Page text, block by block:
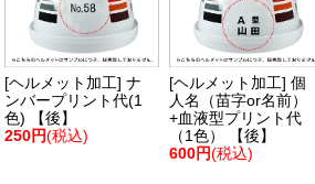
[ヘルメット加工] ナ
ンバープリント代(1
色) 【後】
250円(税込)
[ヘルメット加工] 個
人名（苗字or名前）
+血液型プリント代
（1色） 【後】
600円(税込)